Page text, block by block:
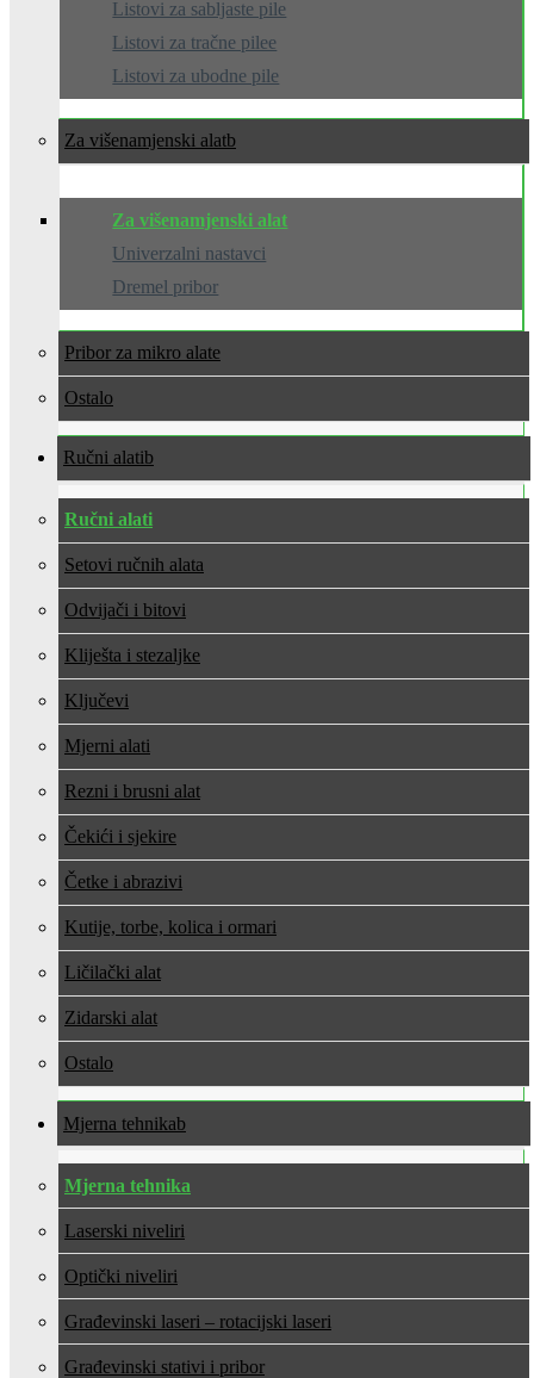
Listovi za sabljaste pile
Listovi za tračne pilee
Listovi za ubodne pile
Za višenamjenski alat
Za višenamjenski alat
Univerzalni nastavci
Dremel pribor
Pribor za mikro alate
Ostalo
Ručni alati
Ručni alati
Setovi ručnih alata
Odvijači i bitovi
Kliješta i stezaljke
Ključevi
Mjerni alati
Rezni i brusni alat
Čekići i sjekire
Četke i abrazivi
Kutije, torbe, kolica i ormari
Ličilački alat
Zidarski alat
Ostalo
Mjerna tehnika
Mjerna tehnika
Laserski niveliri
Optički niveliri
Građevinski laseri – rotacijski laseri
Građevinski stativi i pribor